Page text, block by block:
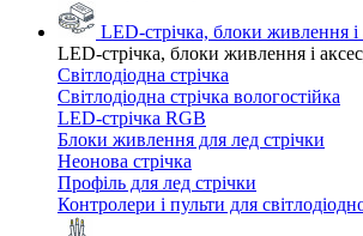
LED-стрічка, блоки живлення і
LED-стрічка, блоки живлення і
Світлодіодна стрічка
Світлодіодна стрічка вологостійка
LED-стрічка RGB
Блоки живлення для лед стрічки
Неонова стрічка
Профіль для лед стрічки
Контролери і пульти для